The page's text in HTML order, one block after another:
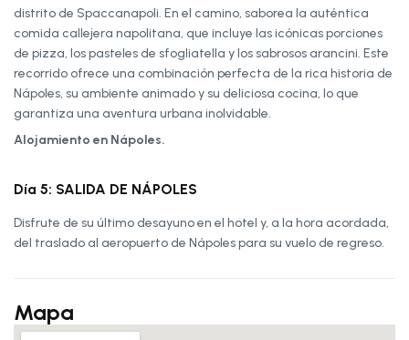
distrito de Spaccanapoli. En el camino, saborea la auténtica
comida callejera napolitana, que incluye las icónicas porciones
de pizza, los pasteles de sfogliatella y los sabrosos arancini. Este
recorrido ofrece una combinación perfecta de la rica historia de
Nápoles, su ambiente animado y su deliciosa cocina, lo que
garantiza una aventura urbana inolvidable.
Alojamiento en Nápoles.
Día 5: SALIDA DE NÁPOLES
Disfrute de su último desayuno en el hotel y, a la hora acordada,
del traslado al aeropuerto de Nápoles para su vuelo de regreso.
Mapa